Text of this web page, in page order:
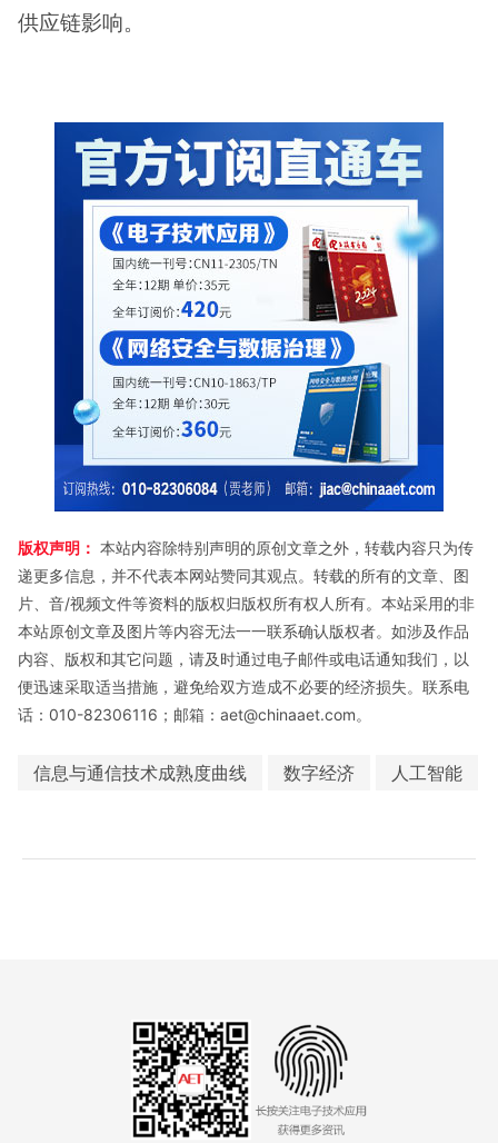
供应链影响。
版权声明： 本站内容除特别声明的原创文章之外，转载内容只为传
递更多信息，并不代表本网站赞同其观点。转载的所有的文章、图
片、音/视频文件等资料的版权归版权所有权人所有。本站采用的非
本站原创文章及图片等内容无法一一联系确认版权者。如涉及作品
内容、版权和其它问题，请及时通过电子邮件或电话通知我们，以
便迅速采取适当措施，避免给双方造成不必要的经济损失。联系电
话：010-82306116；邮箱：aet@chinaaet.com。
信息与通信技术成熟度曲线 数字经济 人工智能